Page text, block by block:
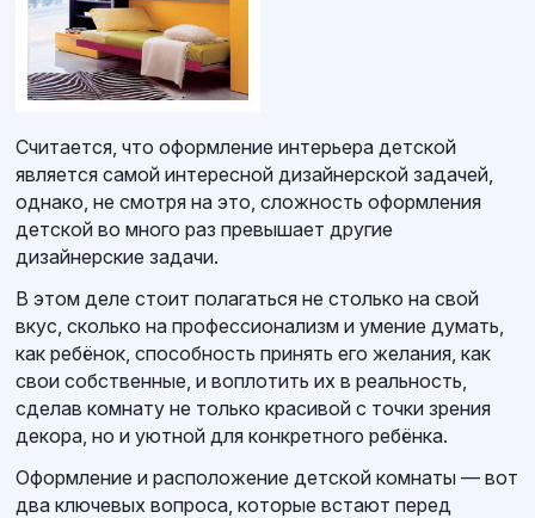
Считается, что оформление интерьера детской
является самой интересной дизайнерской задачей,
однако, не смотря на это, сложность оформления
детской во много раз превышает другие
дизайнерские задачи.
В этом деле стоит полагаться не столько на свой
вкус, сколько на профессионализм и умение думать,
как ребёнок, способность принять его желания, как
свои собственные, и воплотить их в реальность,
сделав комнату не только красивой с точки зрения
декора, но и уютной для конкретного ребёнка.
Оформление и расположение детской комнаты — вот
два ключевых вопроса, которые встают перед